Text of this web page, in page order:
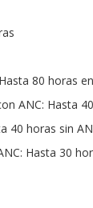
80 horas
ANC: Hasta
40 horas sin
Hasta 30